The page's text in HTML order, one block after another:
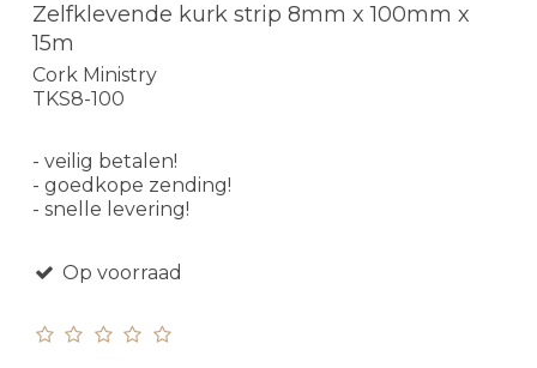
Zelfklevende kurk strip 8mm x 100mm x
15m
Cork Ministry
TKS8-100
- veilig betalen!
- goedkope zending!
- snelle levering!
Op voorraad